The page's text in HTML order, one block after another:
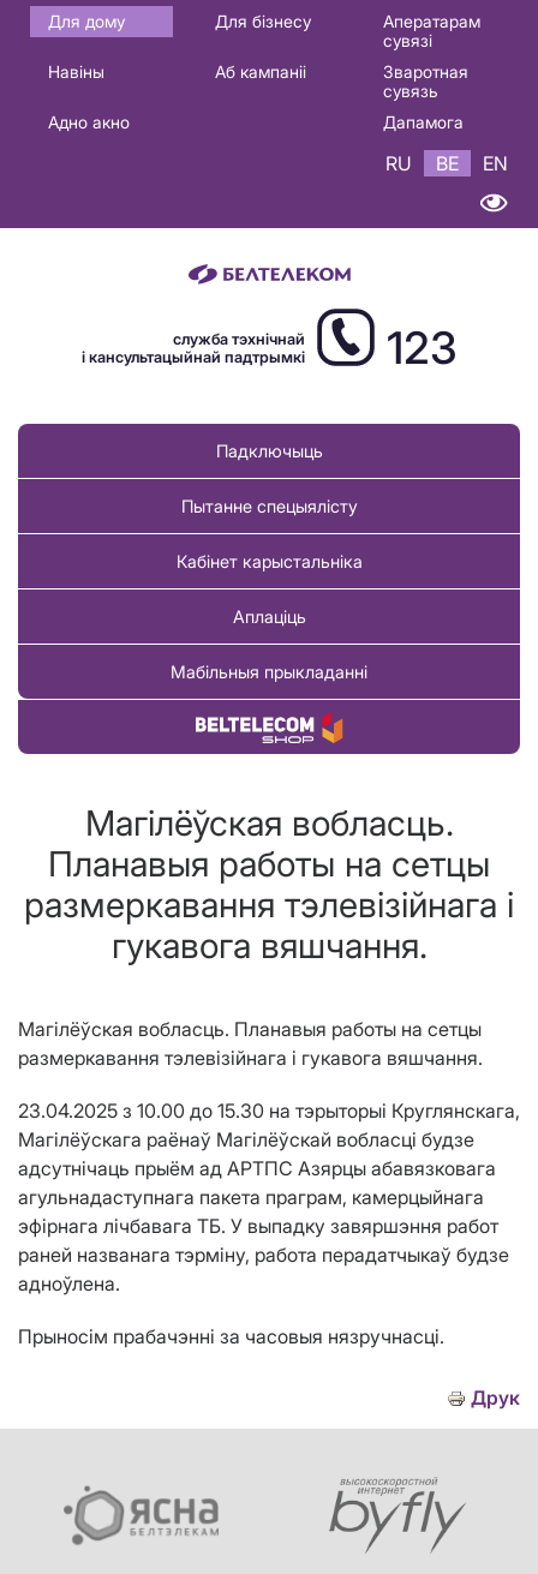
Основная
навигация
Для дому Для бізнесу
Аператарам
сувязі
Навіны
Аб кампаніі
Зваротная
сувязь
Адно акно
Дапамога
RU BE EN
служба тэхнічнай
і кансультацыйнай падтрымкі
123
Падключыць
Пытанне спецыялісту
Кабінет карыстальніка
Аплаціць
Мабільныя прыкладанні
Купіць тавар
Магілёўская вобласць.
Планавыя работы на сетцы
размеркавання тэлевізійнага і
гукавога вяшчання.
Магілёўская вобласць. Планавыя работы на сетцы
размеркавання тэлевізійнага і гукавога вяшчання.
23.04.2025 з 10.00 до 15.30 на тэрыторыі Круглянскага,
Магілёўскага раёнаў Магілёўскай вобласці будзе
адсутнічаць прыём ад АРТПС Азярцы абавязковага
агульнадаступнага пакета праграм, камерцыйнага
эфірнага лічбавага ТБ. У выпадку завяршэння работ
раней названага тэрміну, работа перадатчыкаў будзе
адноўлена.
Прыносім прабачэнні за часовыя нязручнасці.
Друк